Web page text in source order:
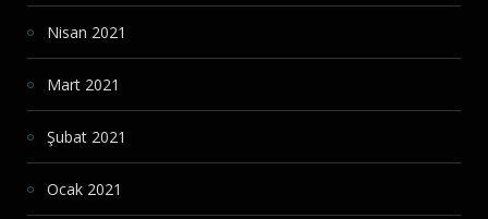
Nisan 2021
Mart 2021
Şubat 2021
Ocak 2021